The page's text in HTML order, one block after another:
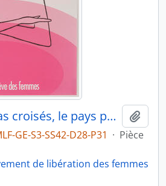
Les femmes bras croisés, le pays perd pied!
GE-S3-SS42-D28-P31 · Pièce
de libération des femmes